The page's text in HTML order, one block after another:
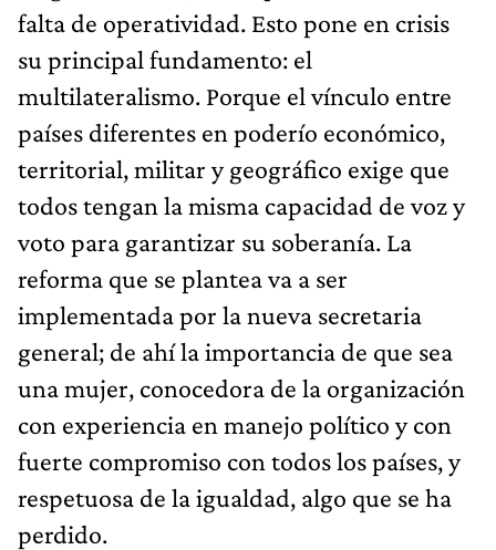
falta de operatividad. Esto pone en crisis
su principal fundamento: el
multilateralismo. Porque el vínculo entre
países diferentes en poderío económico,
territorial, militar y geográfico exige que
todos tengan la misma capacidad de voz y
voto para garantizar su soberanía. La
reforma que se plantea va a ser
implementada por la nueva secretaria
general; de ahí la importancia de que sea
una mujer, conocedora de la organización
con experiencia en manejo político y con
fuerte compromiso con todos los países, y
respetuosa de la igualdad, algo que se ha
perdido.